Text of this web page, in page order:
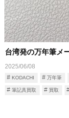
台湾発の万年筆メ
2025/06/08
KODACHI 万年筆
筆記具買取 買取